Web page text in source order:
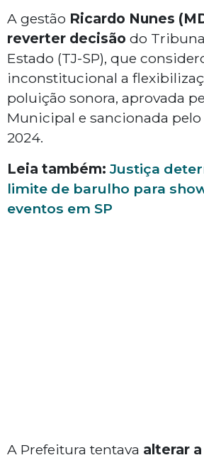
A gestão Ricardo Nunes
reverter decisão do
Estado (TJ-SP), que
inconstitucional a
poluição sonora, aprovada
Municipal e sancionada
2024.
Leia também: Justiça
limite de barulho para
eventos em SP
A Prefeitura tentava alterar